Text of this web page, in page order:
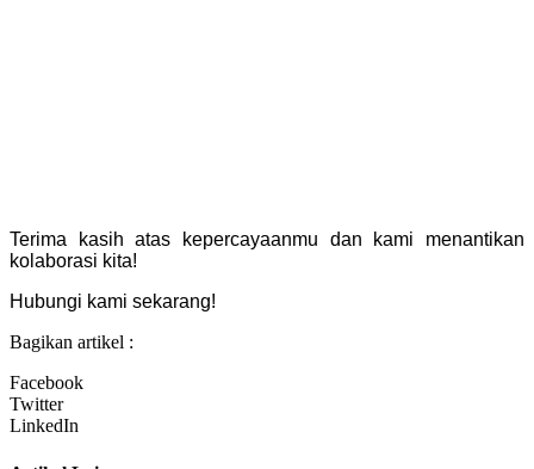
Terima kasih atas kepercayaanmu dan kami menantikan
kolaborasi kita!
Hubungi kami sekarang!
Bagikan artikel :
Facebook
Twitter
LinkedIn